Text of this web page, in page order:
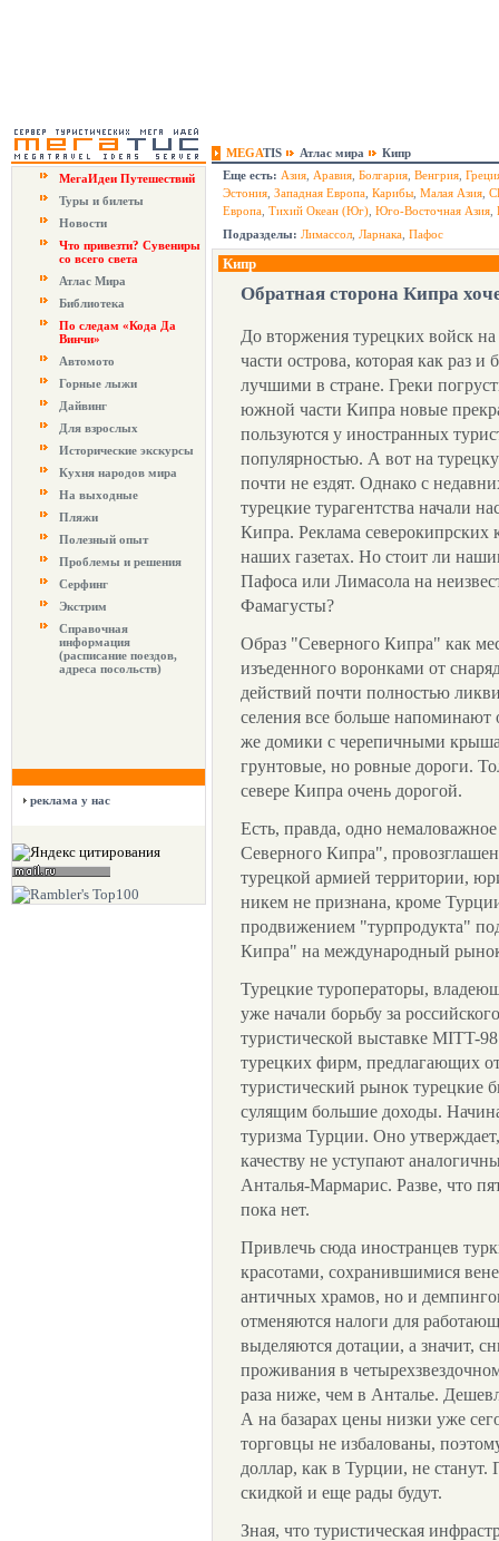
MEGATIS Атлас мира
Кипр
МегаИдеи Путешествий
Туры и билеты
Новости
Что привезти? Сувениры
со всего света
Атлас Мира
Библиотека
По следам «Кода Да
Винчи»
Автомото
Горные лыжи
Дайвинг
Для взрослых
Исторические экскурсы
Кухня народов мира
На выходные
Пляжи
Полезный опыт
Проблемы и решения
Серфинг
Экстрим
Справочная
информация
(расписание поездов,
адреса посольств)
реклама у нас
Еще есть: Азия Аравия Болгария Венгрия
Эстония Западная Европа Карибы Малая Азия
Европа Тихий Океан (Юг) Юго-Восточная Азия
Подразделы: Лимассол Ларнака Пафос
Кипр
Обратная сторона Кипра
До вторжения турецких войск
части острова, которая как раз
лучшими в стране. Греки
южной части Кипра новые
пользуются у иностранных
популярностью. А вот на
почти не ездят. Однако с
турецкие турагентства начали
Кипра. Реклама северокипрских
наших газетах. Но стоит ли
Пафоса или Лимасола на
Фамагусты?
Образ "Северного Кипра" как
изъеденного воронками от
действий почти полностью
селения все больше
же домики с черепичными
грунтовые, но ровные дороги.
севере Кипра очень дорогой.
Есть, правда, одно
Северного Кипра",
турецкой армией территории,
никем не признана, кроме
продвижением "турпродукта"
Кипра" на международный
Турецкие туроператоры,
уже начали борьбу за
туристической выставке MITT-
турецких фирм, предлагающих
туристический рынок турецкие
сулящим большие доходы.
туризма Турции. Оно
качеству не уступают
Анталья-Мармарис. Разве, что
пока нет.
Привлечь сюда иностранцев
красотами, сохранившимися
античных храмов, но и
отменяются налоги для
выделяются дотации, а значит,
проживания в
раза ниже, чем в Анталье.
А на базарах цены низки уже
торговцы не избалованы,
доллар, как в Турции, не
скидкой и еще рады будут.
Зная, что туристическая